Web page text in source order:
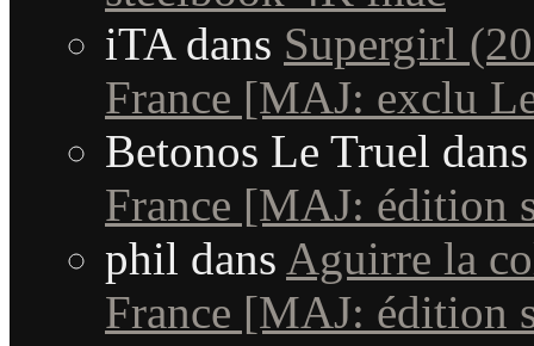
iTAdans Supergirl
France [MAJ: exclu
Betonos Le Truel
France [MAJ: édition
phil dans Aguirre la
France [MAJ: édition